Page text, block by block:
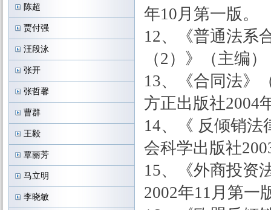
陈超
贾付强
汪段泳
张开
张哲馨
曹群
王毅
覃丽芳
马立明
李晓敏
年10月第一版。
12、《普通法系
（2）》（主编
13、《合同法》
方正出版社2004
14、《 反倾销法
会科学出版社
15、《外商投资
2002年11月第一